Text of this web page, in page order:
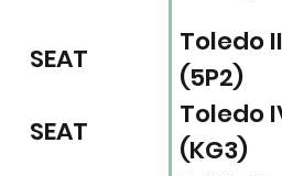
SEAT
Toledo
(5P2)
SEAT
Toledo
(KG3)